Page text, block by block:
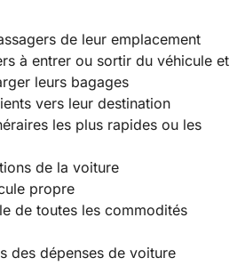
de leur emplacement
à entrer ou sortir du véhicule et
leurs bagages
vers leur destination
les plus rapides ou les
de la voiture
propre
de toutes les commodités
des dépenses de voiture